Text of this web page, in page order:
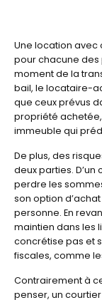
Une location avec
pour chacune des
moment de la
bail, le locataire-
que ceux prévus
propriété achetée,
immeuble qui
De plus, des
deux parties.
perdre les
son option
personne. En
maintien dans les
concrétise pas et
fiscales, comme
Contrairement à
penser, un